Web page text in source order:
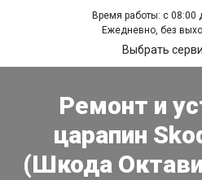
Время работы: с 08:00
Ежедневно, без
Выбрать
Ремонт и
царапин
(Шкода